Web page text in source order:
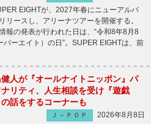
EIGHTが、2027年春にニューアルバ
リースし、アリーナツアーを開催する。
報の発表が行われた日は、“令和8年8月8
パーエイト）の日”。SUPER EIGHTは、前
人が『オールナイトニッポン』パ
リティ、人生相談を受け『遊戯
話をするコーナーも
Ｊ－ＰＯＰ
2026年8月8日